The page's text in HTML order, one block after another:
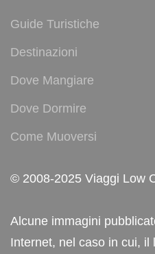
Guide Turistiche
Destinazioni
Dove Mangiare
Dove Dormire
Come Muoversi
© 2008-2025 Viaggi Low
Alcune immagini
Internet, nel caso in cui,